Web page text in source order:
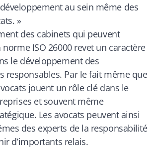
au sein même des
»
des cabinets qui peuvent
ISO 26000 revet un caractère
le développement des
responsables. Par le fait même que
jouent un rôle clé dans le
et souvent même
Les avocats peuvent ainsi
des experts de la responsabilité
d’importants relais.